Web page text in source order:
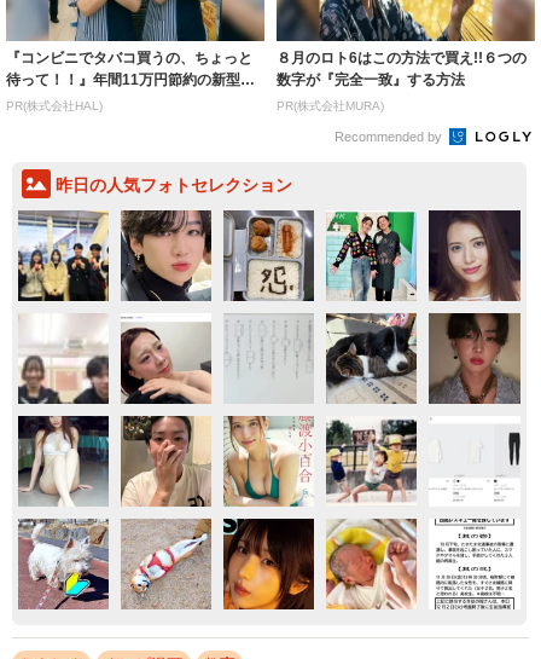
『コンビニでタバコ買うの、ちょっと
待って！！』年間11万円節約の新型タ
バコ
PR(株式会社HAL)
８月のロト6はこの方法で買え!!６つの
数字が『完全一致』する方法
PR(株式会社MURA)
Recommended by
昨日の人気フォトセレクション